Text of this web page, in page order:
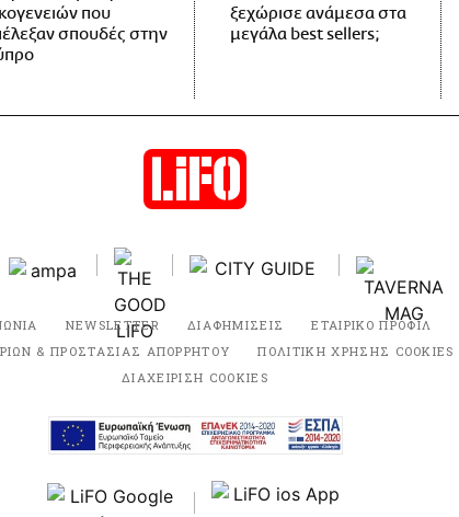
που
σπουδές στην
ξεχώρισε ανάμεσα στα
μεγάλα best sellers;
NEWSLETTER ΔΙΑΦΗΜΙΣΕΙΣ ΕΤΑΙΡΙΚΟ ΠΡΟΦΙΛ
& ΠΡΟΣΤΑΣΙΑΣ ΑΠΟΡΡΗΤΟΥ
ΠΟΛΙΤΙΚΗ ΧΡΗΣΗΣ COOKIES
ΔΙΑΧΕΙΡΙΣΗ COOKIES